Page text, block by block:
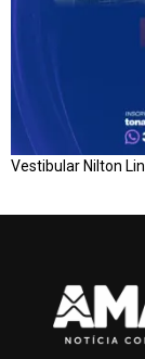
Vestibular Nilton